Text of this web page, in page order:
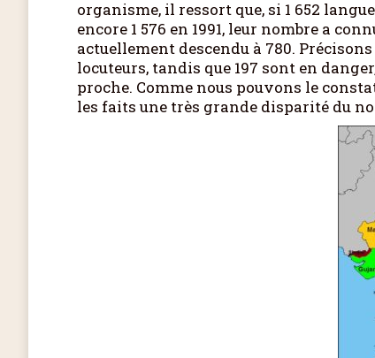
organisme, il ressort que, si 1 652
encore 1 576 en 1991, leur nombre a
actuellement descendu à 780.
locuteurs, tandis que 197 sont en
proche. Comme nous pouvons le
les faits une très grande disparité du